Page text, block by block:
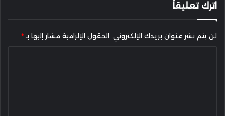
اترك تعليقاً
لن يتم نشر عنوان بريدك الإلكتروني. الحقول الإلزامية مشار إليها بـ*